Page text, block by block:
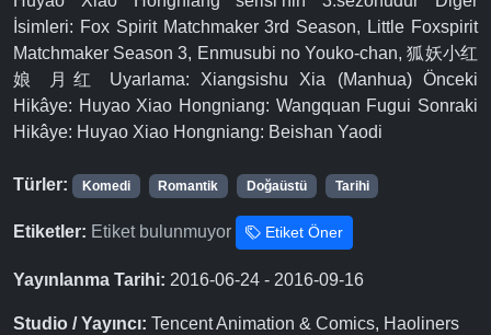
İsimleri: Fox Spirit Matchmaker 3rd Season, Little Foxspirit
Matchmaker Season 3, Enmusubi no Youko-chan, 狐妖小红
娘 月红 Uyarlama: Xiangsishu Xia (Manhua) Önceki
Hikâye: Huyao Xiao Hongniang: Wangquan Fugui Sonraki
Hikâye: Huyao Xiao Hongniang: Beishan Yaodi
Türler: Komedi Romantik Doğaüstü Tarihi
Etiketler: Etiket bulunmuyor Etiket Öner
Yayınlanma Tarihi: 2016-06-24 - 2016-09-16
Studio / Yayıncı: Tencent Animation & Comics, Haoliners